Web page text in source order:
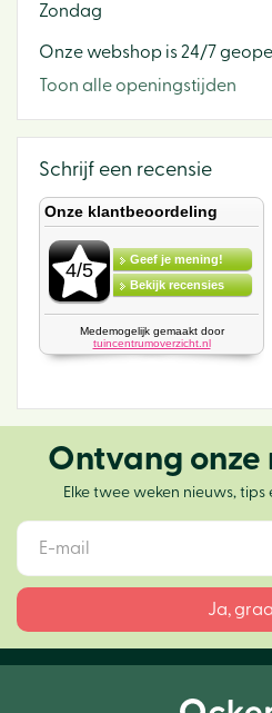
Zondag
Onze webshop is 24/7
Toon alle openingstijden
Schrijf een recensie
Ontvang
Elke twee weken nieuws, tips